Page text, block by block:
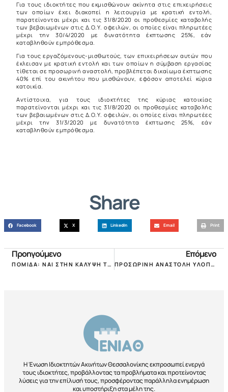
Για τους ιδιοκτήτες που εκμισθώνουν ακίνητα στις επιχειρήσεις
των οποίων έχει διακοπεί η λειτουργία με κρατική εντολή,
παρατείνονται μέχρι και τις 31/8/2020 οι προθεσμίες καταβολής
των βεβαιωμένων στις Δ.Ο.Υ. οφειλών, οι οποίες είναι πληρωτέες
μέχρι την 30/4/2020 με δυνατότητα έκπτωσης 25%, εάν
καταβληθούν εμπρόθεσμα.
Για τους εργαζόμενους-μισθωτούς, των επιχειρήσεων αυτών που
έκλεισαν με κρατική εντολή και των οποίων η σύμβαση εργασίας
τίθεται σε προσωρινή αναστολή, προβλέπεται δικαίωμα έκπτωσης
40% επί του ακινήτου που μισθώνουν, εφόσον αποτελεί κύρια
κατοικία.
Αντίστοιχα, για τους ιδιοκτήτες της κύριας κατοικίας
παρατείνονται μέχρι και τις 31/8/2020 οι προθεσμίες καταβολής
των βεβαιωμένων στις Δ.Ο.Υ. οφειλών, οι οποίες είναι πληρωτέες
μέχρι την 31/3/2020 με δυνατότητα έκπτωσης 25%, εάν
καταβληθούν εμπρόθεσμα.
Share
Facebook X LinkedIn Email Print
Προηγούμενο
ΠΟΜΙΔΑ: ΝΑΙ ΣΤΗΝ ΚΑΛΥΨΗ ΤΩΝ ΠΛΗΤΤΟΜΕΝΩΝ, ΜΕ ΑΦΟΡΟΛΟΓΗΤΑ ΤΑ ΜΕΙΩΜΕΝΑ ΜΙΣΘΩΜΑΤΑ!
Επόμενο
ΠΡΟΣΩΡΙΝΗ ΑΝΑΣΤΟΛΗ ΥΛΟΠΟΙΗΣΗΣ ΤΗΣ ΜΕΤΑΡΡΥΘΜΙΣΗΣ ΤΟΥ ΠΛΑΙΣΙΟΥ ΑΝΤΙΚΕΙΜΕΝΙΚΩΝ ΑΞΙΩΝ!
Η Ένωση Ιδιοκτητών Ακινήτων Θεσσαλονίκης εκπροσωπεί ενεργά
τους ιδιοκτήτες, προβάλλοντας τα προβλήματα και προτείνοντας
λύσεις για την επίλυσή τους, προσφέροντας παράλληλα ενημέρωση
και υποστήριξη στα μέλη της.